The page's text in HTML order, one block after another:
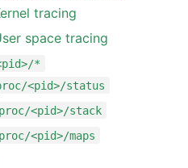
tracing
space tracing
*
<pid>/status
<pid>/stack
<pid>/maps